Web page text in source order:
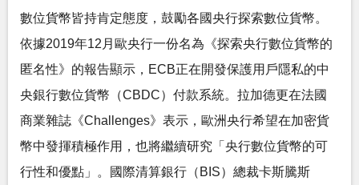
數位貨幣皆持肯定態度，鼓勵各國央行探索數位貨幣。
依據2019年12月歐央行一份名為《探索央行數位貨幣的
匿名性》的報告顯示，ECB正在開發保護用戶隱私的中
央銀行數位貨幣（CBDC）付款系統。拉加德更在法國
商業雜誌《Challenges》表示，歐洲央行希望在加密貨
幣中發揮積極作用，也將繼續研究「央行數位貨幣的可
行性和優點」。國際清算銀行（BIS）總裁卡斯騰斯